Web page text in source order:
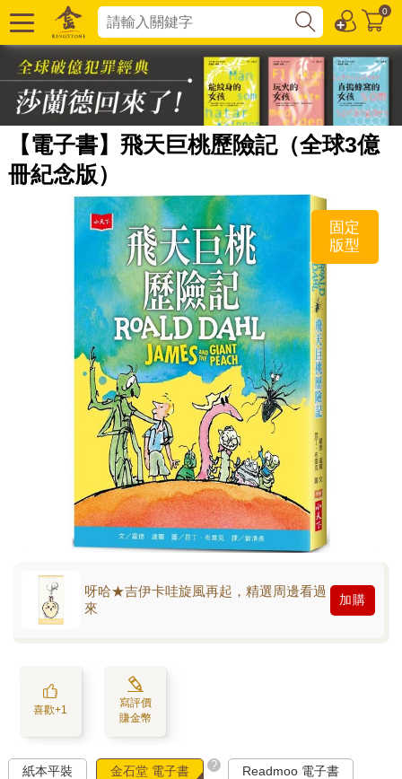
0
【電子書】飛天巨桃歷險記（全球3億
冊紀念版）
固定
版型
呀哈★吉伊卡哇旋風再起，精選周邊看過
來
加購
喜歡+1
寫評價
賺金幣
紙本平裝 金石堂 電子書 ? Readmoo 電子書